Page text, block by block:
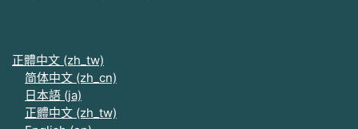
正體中文 ‎(zh_tw)‎
简体中文 ‎(zh_cn)‎
日本語 ‎(ja)‎
正體中文 ‎(zh_tw)‎